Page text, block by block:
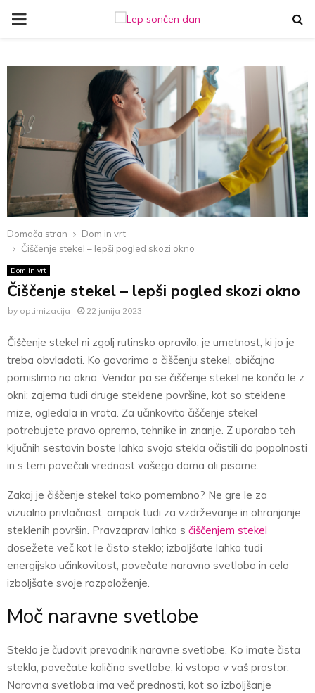
PRIMARY
Domača stran
Dom in vrt
Čiščenje stekel – lepši pogled skozi okno
Dom in vrt
Čiščenje stekel – lepši pogled skozi okno
by optimizacija 22 junija 2023
Čiščenje stekel ni zgolj rutinsko opravilo; je umetnost, ki jo je
treba obvladati. Ko govorimo o čiščenju stekel, običajno
pomislimo na okna. Vendar pa se čiščenje stekel ne konča le z
okni; zajema tudi druge steklene površine, kot so steklene
mize, ogledala in vrata. Za učinkovito čiščenje stekel
potrebujete pravo opremo, tehnike in znanje. Z uporabo teh
ključnih sestavin boste lahko svoja stekla očistili do popolnosti
in s tem povečali vrednost vašega doma ali pisarne.
Zakaj je čiščenje stekel tako pomembno? Ne gre le za
vizualno privlačnost, ampak tudi za vzdrževanje in ohranjanje
steklenih površin. Pravzaprav lahko s čiščenjem stekel
dosežete več kot le čisto steklo; izboljšate lahko tudi
energijsko učinkovitost, povečate naravno svetlobo in celo
izboljšate svoje razpoloženje.
Moč naravne svetlobe
Steklo je čudovit prevodnik naravne svetlobe. Ko imate čista
stekla, povečate količino svetlobe, ki vstopa v vaš prostor.
Naravna svetloba ima več prednosti, kot so izboljšanje